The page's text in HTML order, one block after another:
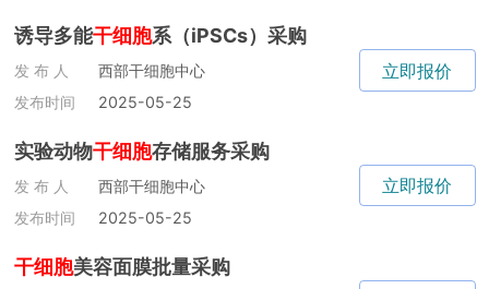
诱导多能干细胞系（iPSCs）采购
发 布 人
西部干细胞中心
发布时间
2025-05-25
立即报价
实验动物干细胞存储服务采购
发 布 人
西部干细胞中心
发布时间
2025-05-25
立即报价
干细胞美容面膜批量采购